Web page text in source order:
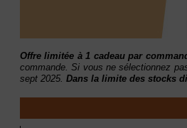
Offre limitée à 1 cadeau par
commande. Si vous ne sélectionnez
sept 2025 Dans la limite des stocks